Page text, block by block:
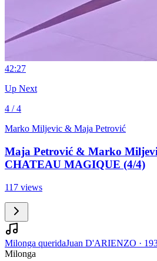
42:27
Up Next
4 / 4
Marko Miljevic & Maja Petrović
Maja Petrović & Marko
CHATEAU MAGIQUE (4/4)
117 views
Milonga queridaJuan D'ARIENZO ·
Milonga